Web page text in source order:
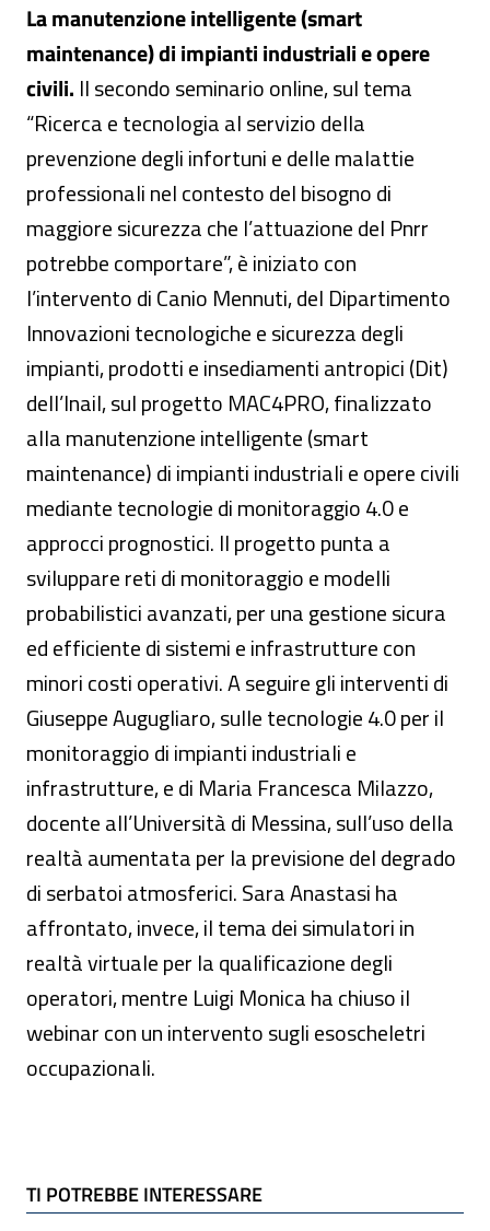
La manutenzione intelligente (smart
maintenance) di impianti industriali e opere
civili. Il secondo seminario online, sul tema
“Ricerca e tecnologia al servizio della
prevenzione degli infortuni e delle malattie
professionali nel contesto del bisogno di
maggiore sicurezza che l’attuazione del Pnrr
potrebbe comportare”, è iniziato con
l’intervento di Canio Mennuti, del Dipartimento
Innovazioni tecnologiche e sicurezza degli
impianti, prodotti e insediamenti antropici (Dit)
dell’Inail, sul progetto MAC4PRO, finalizzato
alla manutenzione intelligente (smart
maintenance) di impianti industriali e opere civili
mediante tecnologie di monitoraggio 4.0 e
approcci prognostici. Il progetto punta a
sviluppare reti di monitoraggio e modelli
probabilistici avanzati, per una gestione sicura
ed efficiente di sistemi e infrastrutture con
minori costi operativi. A seguire gli interventi di
Giuseppe Augugliaro, sulle tecnologie 4.0 per il
monitoraggio di impianti industriali e
infrastrutture, e di Maria Francesca Milazzo,
docente all’Università di Messina, sull’uso della
realtà aumentata per la previsione del degrado
di serbatoi atmosferici. Sara Anastasi ha
affrontato, invece, il tema dei simulatori in
realtà virtuale per la qualificazione degli
operatori, mentre Luigi Monica ha chiuso il
webinar con un intervento sugli esoscheletri
occupazionali.
TI POTREBBE INTERESSARE
TI POTREBBE INTERESSARE